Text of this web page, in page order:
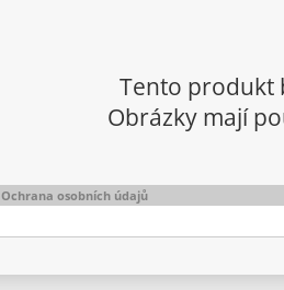
Tento produkt
Obrázky mají
Ochrana osobních údajů